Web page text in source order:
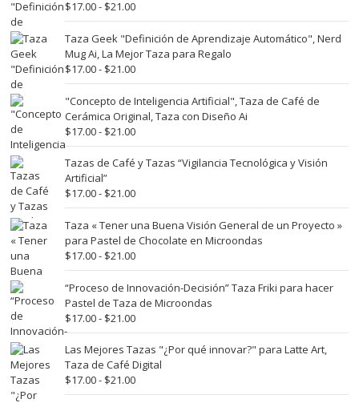
$17.00
hasta
$21.00
$17.00- $21.00Rango
de
precios:
desde
$17.00
hasta
$21.00
Taza Geek "Definición de Aprendizaje Automático", Nerd
Mug Ai, La Mejor Taza para Regalo
$17.00- $21.00Rango
de
precios:
desde
$17.00
hasta
$21.00
"Concepto de Inteligencia Artificial", Taza de Café de
Cerámica Original, Taza con Diseño Ai
$17.00- $21.00Rango
de
precios:
$17.00
hasta
$21.00
Tazas de Café y Tazas “Vigilancia Tecnológica y Visión
Artificial”
$17.00- $21.00Rango
de
precios:
desde
$17.00
hasta
$21.00
Taza « Tener una Buena Visión General de un Proyecto »
para Pastel de Chocolate en Microondas
$17.00- $21.00Rango
de
precios:
desde
$17.00
hasta
$21.00
“Proceso de Innovación-Decisión” Taza Friki para hacer
Pastel de Taza de Microondas
$17.00- $21.00Rango
de
precios:
desde
$17.00
hasta
Las Mejores Tazas "¿Por qué innovar?" para Latte Art,
Taza de Café Digital
$17.00- $21.00Rango
de